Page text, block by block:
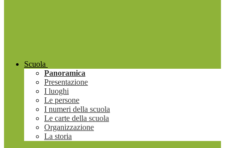
Scuola
Panoramica
Presentazione
I luoghi
Le persone
I numeri della scuola
Le carte della scuola
Organizzazione
La storia